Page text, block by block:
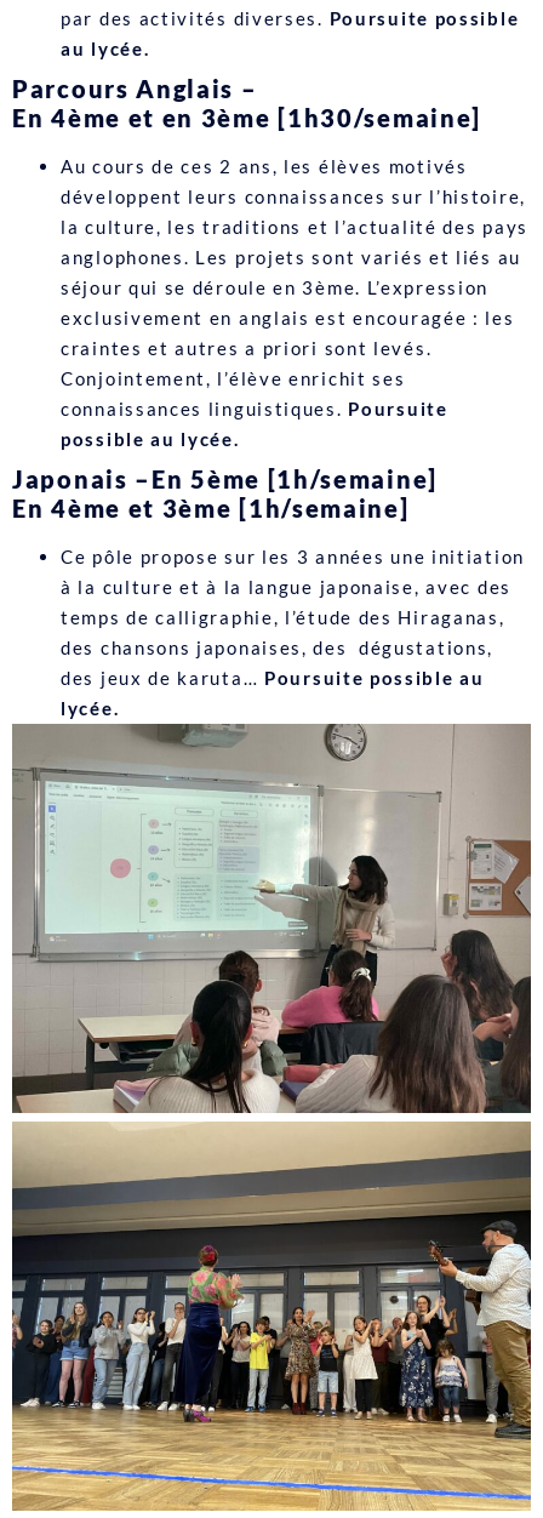
par des activités diverses. Poursuite possible
au lycée.
Parcours Anglais –
En 4ème et en 3ème [1h30/semaine]
Au cours de ces 2 ans, les élèves motivés
développent leurs connaissances sur l’histoire,
la culture, les traditions et l’actualité des pays
anglophones. Les projets sont variés et liés au
séjour qui se déroule en 3ème. L’expression
exclusivement en anglais est encouragée : les
craintes et autres a priori sont levés.
Conjointement, l’élève enrichit ses
connaissances linguistiques. Poursuite
possible au lycée.
Japonais – En 5ème [1h/semaine]
En 4ème et 3ème [1h/semaine]
Ce pôle propose sur les 3 années une initiation
à la culture et à la langue japonaise, avec des
temps de calligraphie, l’étude des Hiraganas,
des chansons japonaises, des dégustations,
des jeux de karuta… Poursuite possible au
lycée.